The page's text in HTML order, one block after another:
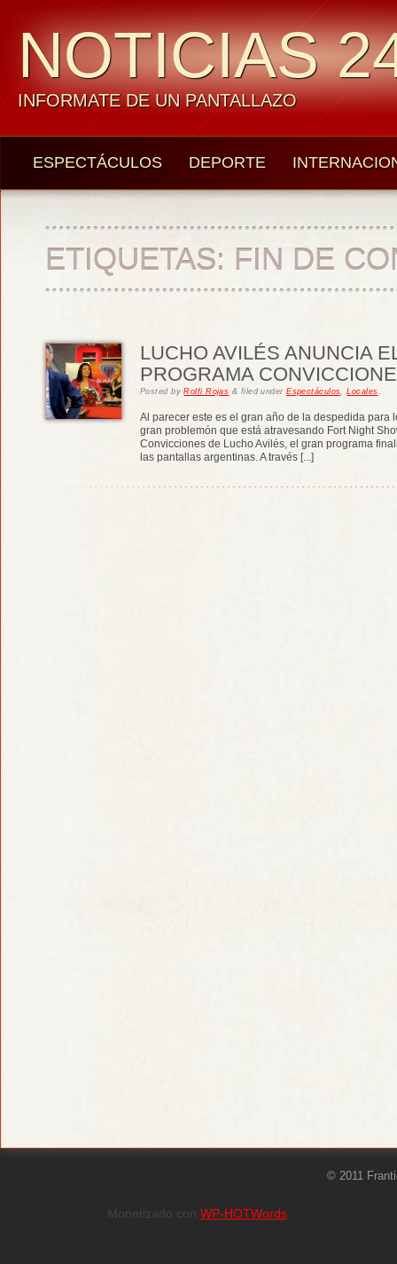
NOTICIAS
INFORMATE DE UN PANTALLAZO
ESPECTÁCULOS DEPORTE
ETIQUETAS: FIN DE
LUCHO AVILÉS ANUNCIA
PROGRAMA
PostedbyRolfi Rojas & filed underEspectáculos,Locales.
Al parecer este es el gran año de la despedida para
gran problemón que está atravesando Fort Night
Convicciones de Lucho Avilés, el gran programa
las pantallas argentinas. A través [...]
© 2011
Monetizado con WP-HOTWords.